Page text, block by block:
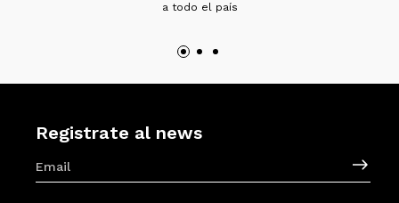
a todo el país
Registrate al news